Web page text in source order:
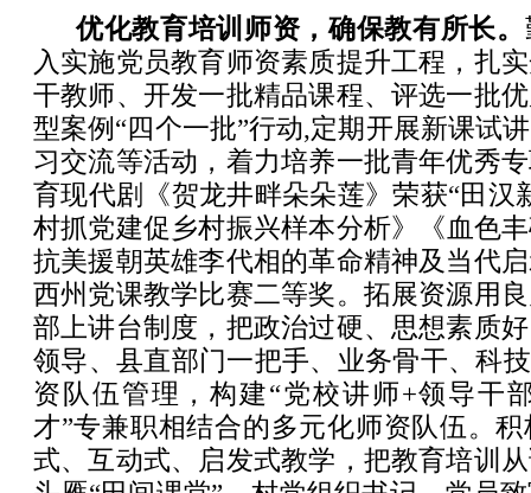
优化教育培训师资，确保教有所长。
入实施党员教育师资素质提升工程，扎
干教师、开发一批精品课程、评选一批
型案例“四个一批”行动,定期开展新课试
习交流等活动，着力培养一批青年优秀
育现代剧《贺龙井畔朵朵莲》荣获“田汉
村抓党建促乡村振兴样本分析》《血色
抗美援朝英雄李代相的革命精神及当代
西州党课教学比赛二等奖。拓展资源用
部上讲台制度，把政治过硬、思想素质
领导、县直部门一把手、业务骨干、科
资队伍管理，构建“党校讲师+领导干
才”专兼职相结合的多元化师资队伍。
式、互动式、启发式教学，把教育培训